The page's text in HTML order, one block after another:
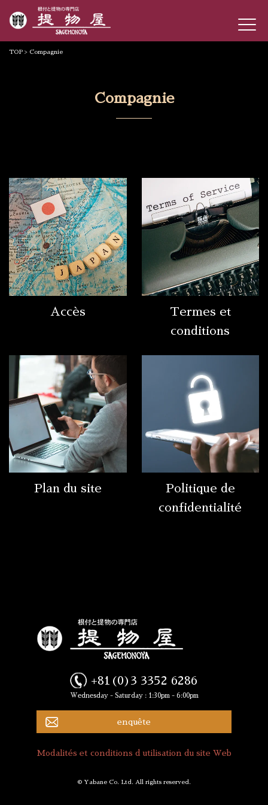
TOP > Compagnie
Compagnie
Accès
Termes et
conditions
Plan du site
Politique de
confidentialité
+81(0)3 3352 6286
Wednesday - Saturday : 1:30pm - 6:00pm
enquête
Modalités et conditions d utilisation du site Web
© Yabane Co. Ltd. All rights reserved.